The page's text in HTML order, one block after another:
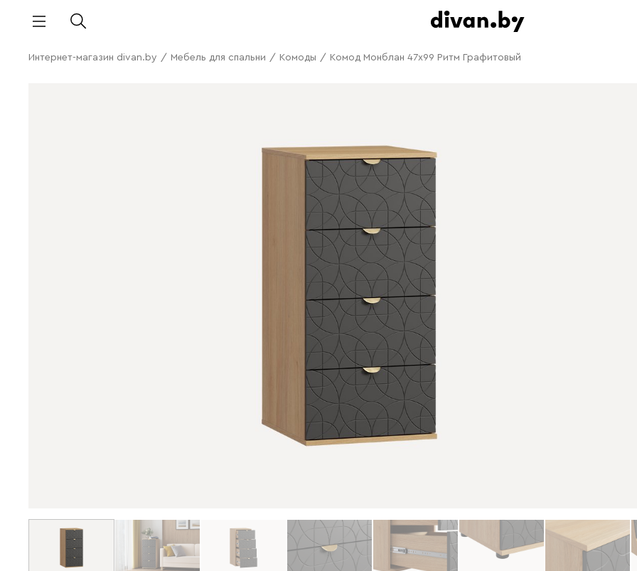
Интернет-магазин divan.by / Мебель для спальни / Комоды / Комод Монблан 47x99 Ритм Графитовый